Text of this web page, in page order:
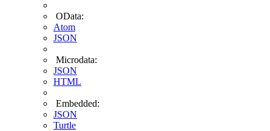
OData:
Atom
JSON
Microdata:
JSON
HTML
Embedded:
JSON
Turtle